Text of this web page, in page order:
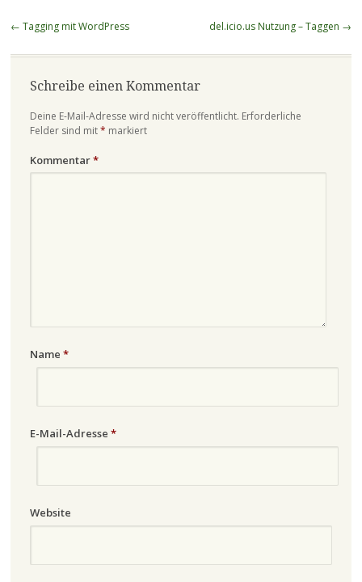
Beitragsnavigation
← Tagging mit WordPress del.icio.us Nutzung – Taggen →
Schreibe einen Kommentar
Deine E-Mail-Adresse wird nicht veröffentlicht. Erforderliche
Felder sind mit* markiert
Kommentar*
Name *
E-Mail-Adresse *
Website